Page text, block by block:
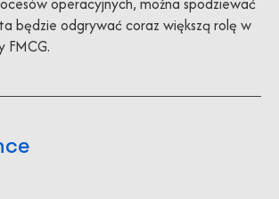
będzie odgrywać coraz większą rolę w
FMCG.